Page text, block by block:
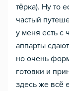
тёрка). Ну то
частый
у меня есть с
аппарты
но очень
готовки и
здесь же всё